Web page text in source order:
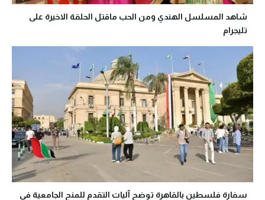
شاهد المسلسل الهندي ومن الحب ماقتل الحلقة الاخيرة على
تليجرام
سفارة فلسطين بالقاهرة توضح آليات التقدم للمنح الجامعية في